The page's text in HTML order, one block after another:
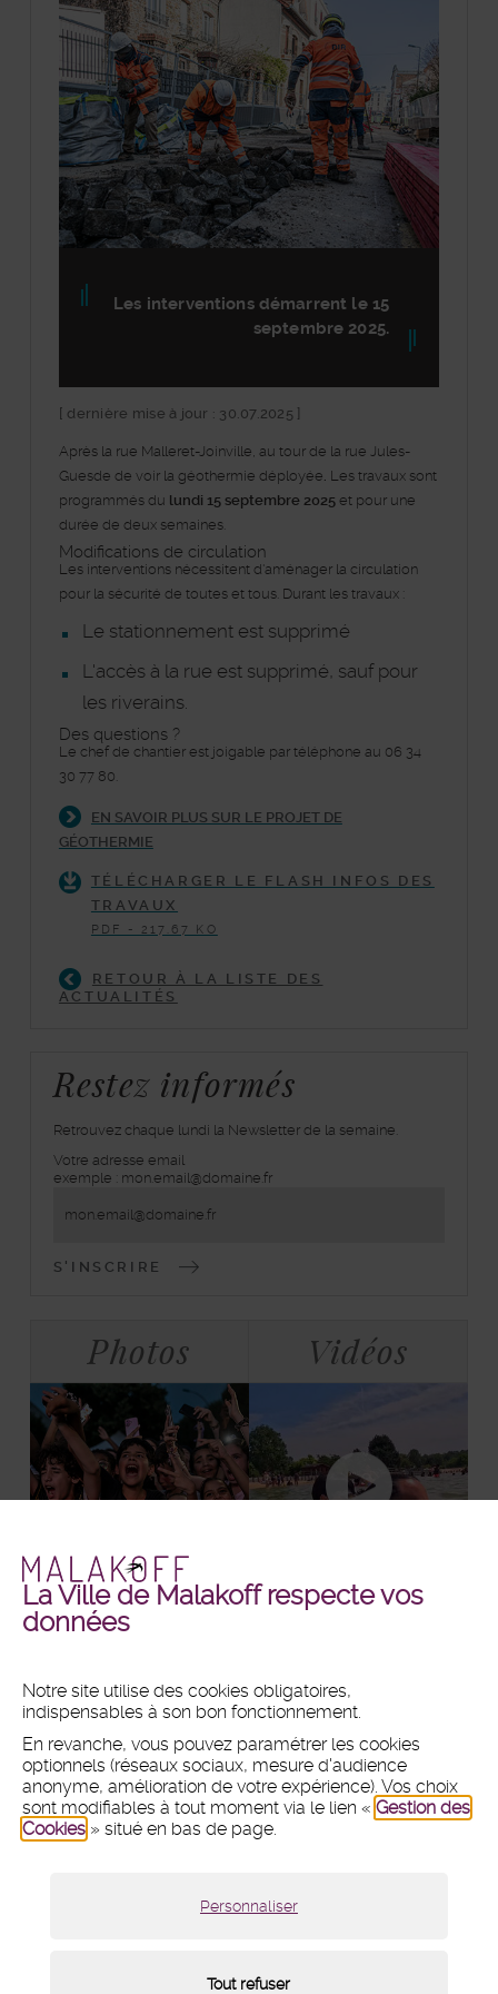
La Ville de Malakoff respecte vos
données
Notre site utilise des cookies obligatoires,
indispensables à son bon fonctionnement.
En revanche, vous pouvez paramétrer les cookies
optionnels (réseaux sociaux, mesure d'audience
anonyme, amélioration de votre expérience). Vos choix
sont modifiables à tout moment via le lien « Gestion des
Cookies » situé en bas de page.
Personnaliser
Tout refuser
Les interventions démarrent le 15
septembre 2025.
[ dernière mise à jour : 30.07.2025 ]
Après la rue Malleret-Joinville, au tour de la rue Jules-
Guesde de voir la géothermie déployée. Les travaux sont
programmés du lundi 15 septembre 2025et pour une
durée de deux semaines.
Modifications de circulation
Les interventions nécessitent d'aménager la circulation
pour la sécurité de toutes et tous. Durant les travaux :
Le stationnement est supprimé
L'accès à la rue est supprimé, sauf pour
les riverains.
Des questions ?
Le chef de chantier est joigable par téléphone au 06 34
30 77 80.
EN SAVOIR PLUS SUR LE PROJET DE
GÉOTHERMIE
TÉLÉCHARGER LE FLASH INFOS DES
TRAVAUX
PDF - 217.67 KO
RETOUR À LA LISTE DES
ACTUALITÉS
Restez informés
Retrouvez chaque lundi la Newsletter de la semaine.
inscrivez-
vous
lettre
Votre adresse email
exemple : mon.email@domaine.fr
Photos Vidéos
Malakoff
en
+ DE PHOTOS
Malakoff
+ DE VIDÉOS
MAIRIE
Hôtel de ville
1 place du 11 Novembre 1918
CS 80031 - 92240 Malakoff
Tél : 01 47 46 75 00